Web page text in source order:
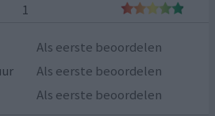
1
Als eerste beoordelen
Als eerste beoordelen
Als eerste beoordelen